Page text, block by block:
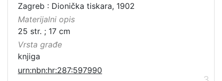
Zagreb : Dionička tiskara, 1902
Materijalni opis
25 str. ; 17 cm
Vrsta građe
knjiga
urn:nbn:hr:287:597990